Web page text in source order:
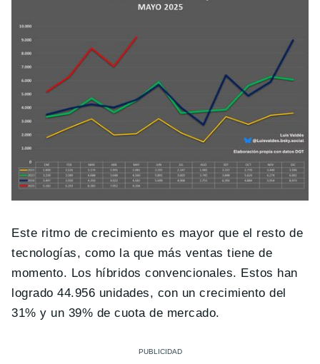
Este ritmo de crecimiento es mayor que el resto de
tecnologías, como la que más ventas tiene de
momento. Los híbridos convencionales. Estos han
logrado 44.956 unidades, con un crecimiento del
31% y un 39% de cuota de mercado.